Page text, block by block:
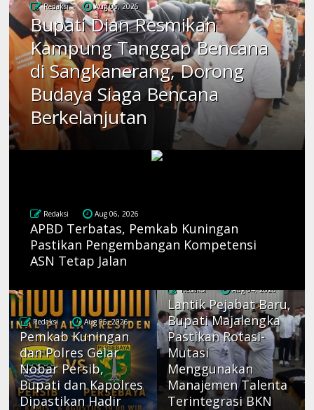
Redaksi Aug 06, 2026
Bupati Dian Resmikan
Kampung Tanggap Bencana
di Sangkanerang, Dorong
Budaya Siaga Bencana
Berkelanjutan
Redaksi Aug 06, 2026
APBD Terbatas, Pemkab Kuningan
Pastikan Pengembangan Kompetensi
ASN Tetap Jalan
Redaksi Aug 05, 2026
Pemkab Kuningan
dan Polres Gelar
Nobar Persib,
Bupati dan Kapolres
Dipastikan Hadir
Redaksi Aug 04, 2026
Lantik Pejabat Baru,
Bupati Majalengka
Pastikan Rotasi-
Mutasi
Menggunakan
Manajemen Talenta
Terintegrasi BKN